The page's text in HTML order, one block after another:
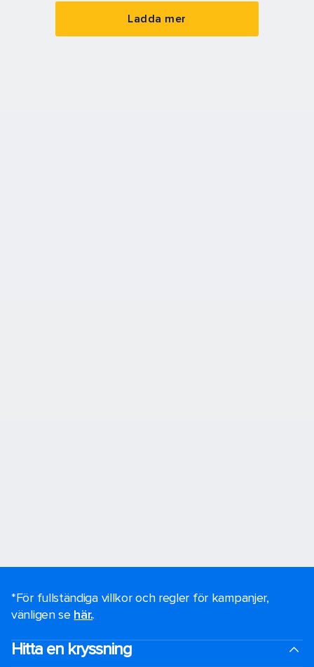
Ladda mer
*För fullständiga villkor och regler för kampanjer,
vänligen se här..
Hitta en kryssning